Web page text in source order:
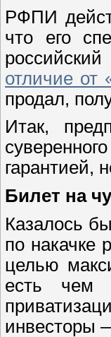
РФПИ
что его
отличие от
продал,
Итак,
гарантией,
Билет на
Казалось
по накачке
целью
есть чем
инвесторы